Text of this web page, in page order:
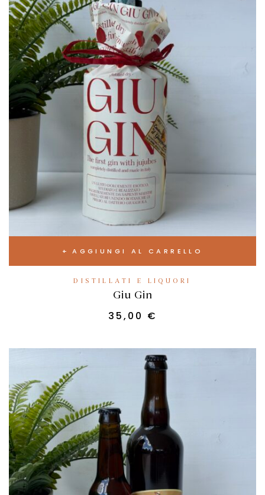
AGGIUNGI AL CARRELLO
DISTILLATI E LIQUORI
Giu Gin
35,00 €